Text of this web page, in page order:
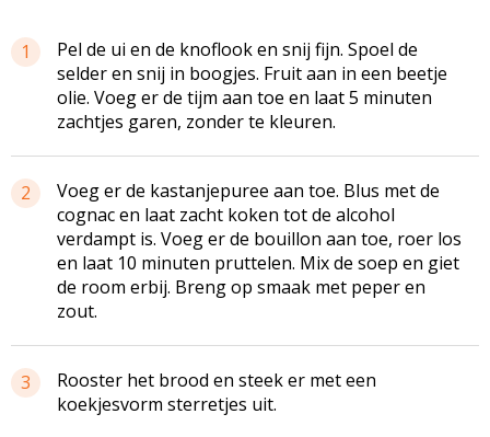
1
Pel de ui en de knoflook en snij fijn. Spoel de
selder en snij in boogjes. Fruit aan in een beetje
olie. Voeg er de tijm aan toe en laat 5 minuten
zachtjes garen, zonder te kleuren.
2 Voeg er de kastanjepuree aan toe. Blus met de
cognac en laat zacht koken tot de alcohol
verdampt is. Voeg er de bouillon aan toe, roer los
en laat 10 minuten pruttelen. Mix de soep en giet
de room erbij. Breng op smaak met peper en
zout.
3
Rooster het brood en steek er met een
koekjesvorm sterretjes uit.